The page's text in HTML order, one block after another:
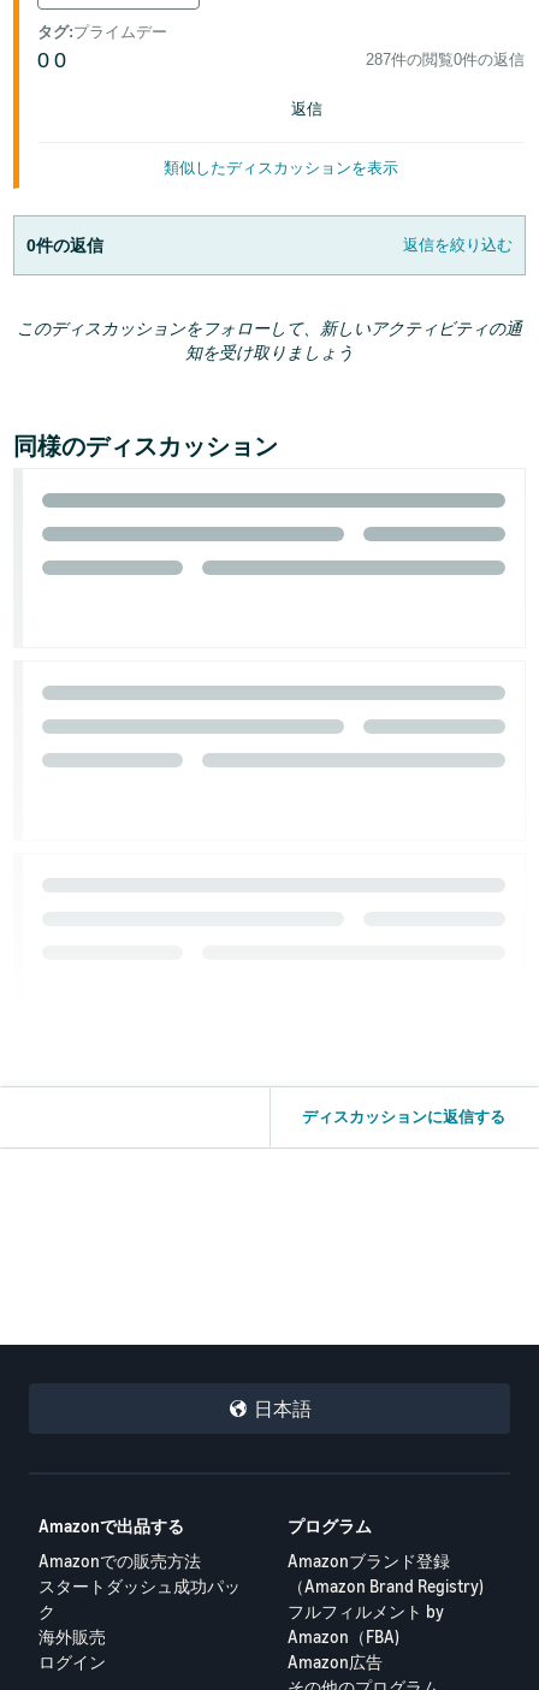
タグ:プライムデー
0 0 287件の閲覧0件の返信
返信
類似したディスカッションを表示
0件の返信 返信を絞り込む
このディスカッションをフォローして、新しいアクティビティの通
知を受け取りましょう
同様のディスカッション
ディスカッションに返信する
日本語
Amazonで出品する
Amazonでの販売方法
スタートダッシュ成功パッ
ク
海外販売
ログイン
プログラム
Amazonブランド登録
（Amazon Brand Registry)
フルフィルメント by
Amazon（FBA)
Amazon広告